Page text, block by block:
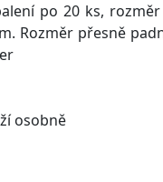
po 20 ks,
Rozměr přesně
osobně